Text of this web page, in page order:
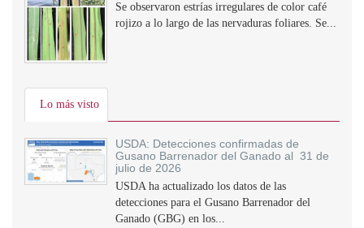
Se observaron estrías irregulares de color café
rojizo a lo largo de las nervaduras foliares. Se...
Lo más visto
USDA: Detecciones confirmadas de
Gusano Barrenador del Ganado al 31 de
julio de 2026
USDA ha actualizado los datos de las
detecciones para el Gusano Barrenador del
Ganado (GBG) en los...